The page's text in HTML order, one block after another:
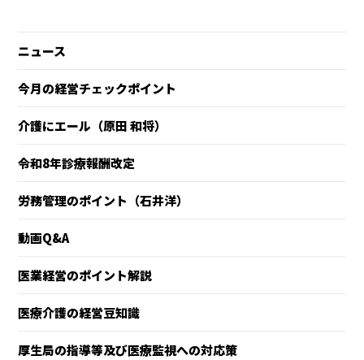
ニュース
今月の経営チェックポイント
介護にエール（原田 和将）
令和8年診療報酬改定
労務管理のポイント（石井洋）
動画Q&A
医業経営のポイント解説
医療介護の経営豆知識
厚生局の指導等及び医療監視への対応策